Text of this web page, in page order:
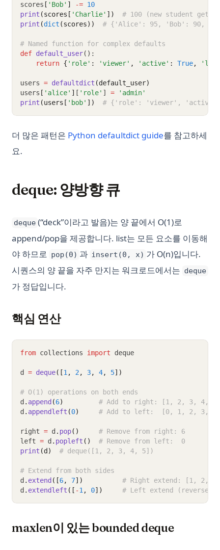
scores [ 'Bob' ] -= 10
print (scores[ 'Charlie' ])
# 100 (new student gets
print (dict (scores)) # {'Alice': 95, 'Bob': 90,
# Named function for complex defaults
def default_user():
return { 'role' : 'viewer' , 'active' : True,
users = defaultdict (default_user)
users [ 'alice' ] [ 'role' ] =
'admin'
print (users[ 'bob' ]) # {'role': 'viewer', 'active':
더 많은 패턴은 Python defaultdict guide를 참고하세
요.
deque: 양방향 큐
deque (“deck”이라고 발음)는 양 끝에서 O(1)로
append/pop을 제공합니다. list는 모든 요소를 이동해
야 하므로 pop(0) 과 insert(0, x) 가 O(n)입니다.
시퀀스의 양 끝을 자주 만지는 워크로드에서는 deque
가 정답입니다.
핵심 연산
from collections import deque
d = deque([1 , 2 , 3, 4, 5])
# O(1) operations on both ends
d . append (6)
# Add to right: [1, 2, 3, 4,
d . appendleft (0) # Add to left:  [0, 1, 2, 3,
right = d . pop()
# Remove from right: 6
left = d . popleft ()
# Remove from left:  0
print (d) # deque([1, 2, 3, 4, 5])
# Extend from both sides
d . extend ([6, 7])
# Right extend: [1, 2,
d . extendleft ([ -1 , 0]) # Left extend
maxlen이 있는 bounded deque